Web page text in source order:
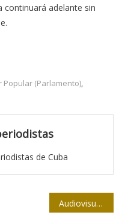
continuará adelante sin
Popular (Parlamento),
de Cuba
Audiovisuales ACN: camino presente en la web